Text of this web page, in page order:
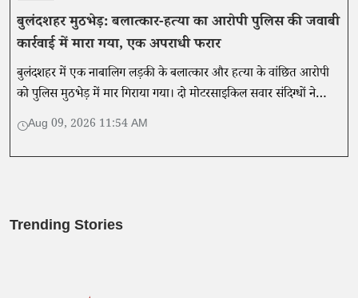
बुलंदशहर मुठभेड़: बलात्कार-हत्या का आरोपी पुलिस की जवाबी
कार्रवाई में मारा गया, एक अपराधी फरार
बुलंदशहर में एक नाबालिग लड़की के बलात्कार और हत्या के वांछित आरोपी
को पुलिस मुठभेड़ में मार गिराया गया। दो मोटरसाइकिल सवार संदिग्धों ने
कथित तौर पर चेकिंग अभियान के दौरान पुलिस टीम पर गोलीबारी की थी।
Aug 09, 2026 11:54 AM
Trending Stories